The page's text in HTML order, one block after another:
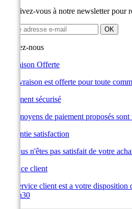
Inscrivez-vous à notre newsletter pour
Suivez-nous
Livraison Offerte
La livraison est offerte pour toute
Paiement sécurisé
Les moyens de paiement proposés
Garantie satisfaction
Si vous n'êtes pas satisfait de votre
Service client
Le service client est a votre
à 19h30